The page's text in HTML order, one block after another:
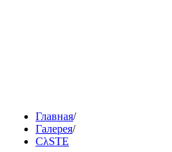
Главная/
Галерея/
CλSTE